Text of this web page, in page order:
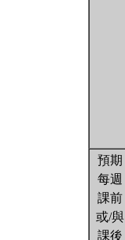
預期
每週
課前
或/與
課後